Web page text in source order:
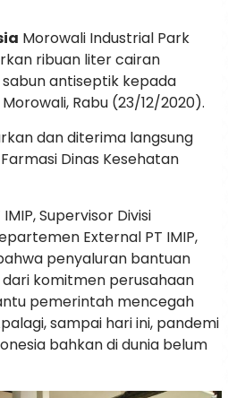
Morowali Industrial Park
ribuan liter cairan
antiseptik kepada
Rabu (23/12/2020).
dan diterima langsung
Dinas Kesehatan
Supervisor Divisi
External PT IMIP,
penyaluran bantuan
komitmen perusahaan
pemerintah mencegah
sampai hari ini, pandemi
bahkan di dunia belum